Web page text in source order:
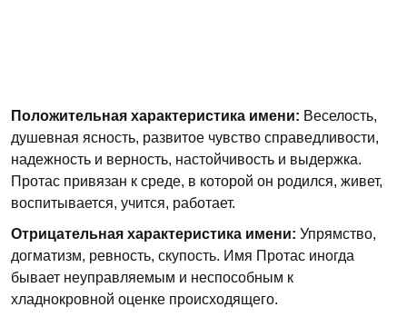
Положительная характеристика имени: Веселость,
душевная ясность, развитое чувство справедливости,
надежность и верность, настойчивость и выдержка.
Протас привязан к среде, в которой он родился, живет,
воспитывается, учится, работает.
Отрицательная характеристика имени: Упрямство,
догматизм, ревность, скупость. Имя Протас иногда
бывает неуправляемым и неспособным к
хладнокровной оценке происходящего.